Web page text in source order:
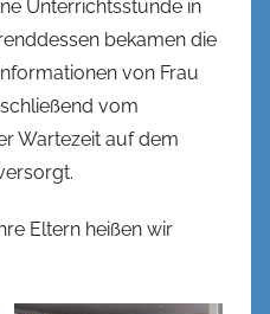
Unterrichtsstunde in
bekamen die
von Frau
vom
Wartezeit auf dem
Eltern heißen wir